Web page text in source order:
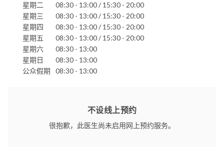
星期二
08:30 - 13:00 / 15:30 - 20:00
星期三
08:30 - 13:00 / 15:30 - 20:00
星期四
08:30 - 13:00 / 15:30 - 20:00
星期五
08:30 - 13:00 / 15:30 - 20:00
星期六
08:30 - 13:00
星期日
08:30 - 13:00
公众假期
08:30 - 13:00
不设线上预约
很抱歉，此医生尚未启用网上预约服务。